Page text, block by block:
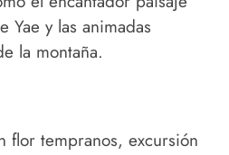
Yae y las animadas
la montaña.
flor tempranos, excursión